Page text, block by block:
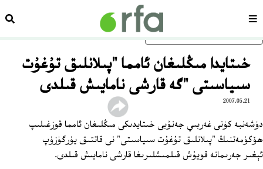
ئاساسلىق مەزمۇنغا ئاتلاڭسەھىپە
خىتايدا مىڭلىغان ئامما "پىلانلىق تۇغۇت
سىياسىتى "گە قارشى نامايىش قىلدى
2007.05.21
دۈشەنبە كۈنى غەربىي جەنۇبى خىتايدىكى مىڭلىغان ئامما قوزغىلىپ
ھۆكۈمەتنىڭ "پىلانلىق تۇغۇت سىياسىتى" نى قاتتىق يۈرگۈزۈپ
ئېغىر جەرىمانە قويۇش قىلمىشلىرىغا قارشى نامايىش قىلدى.